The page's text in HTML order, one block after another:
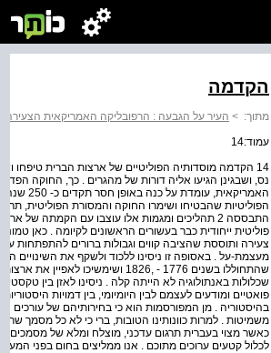
הקדמה
מתוך: > העיר על הגבעה : הרפובליקה האמריקאית הצעירה, מקבץ
עמוד:14
14 הקדמה מוסדותיה הפוליטיים של ארצות הברית טיפחו
נס, ושבגינן הגיעו אליה דורות של מהגרים . כך, החוקה
הפוליטיות שהבטיחו ושימרו החוקה והמסורת הפוליטית,
התבססה 2 תהליכים ומגמות אלו עוצבו עם הקמתה
פוליטית ייחודית כבר בעשורים הראשונים לקיומה . כאן
צעירה ותוססת שהציבה קווים וגבולות ברורים
מעצמת-על . באסופה זו ניסינו ללכוד ולשקף את השינויים
שהתחוללו בשנים 1776 - ,1826
שכלולות באנתולוגיה לא הייתה קלה . ניסינו לאזן בין
פואטיים ומודעים לעצמם לבין היומיומי, בין דמויות
בהיסטוריה . מן המפורסמות הוא כי בחירותיהם של עורכים
משמיטות . למרות כוונותינו הטובות, ברי כי לא כל מסמך
כאשר מצוי בעברית תרגום עדכני, מוצלח ומלא של מסמכים
לכלול קטעים ערוכים מתוכם . אנו ממליצים בחום בפני